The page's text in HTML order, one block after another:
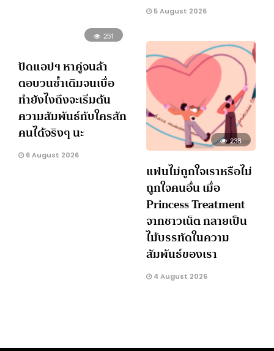
5 August 2026
251
ปัดแอปฯ หาคู่จนล้า
ตอบวนซ้ำเดิมจนเบื่อ
ทำยังไงถึงจะเริ่มต้น
ความสัมพันธ์กับใครสัก
คนได้จริงๆ นะ
6 August 2026
238
แฟนไม่ถูกใจเราหรือไม่
ถูกใจคนอื่น เมื่อ
Princess Treatment
จากชาวเน็ต กลายเป็น
ไม้บรรทัดในความ
สัมพันธ์ของเรา
4 August 2026